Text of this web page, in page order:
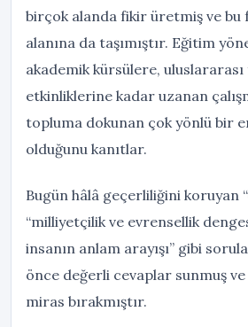
birçok alanda fikir üretmiş ve bu
alanına da taşımıştır. Eğitim
akademik kürsülere,
etkinliklerine kadar uzanan
topluma dokunan çok yönlü bir
olduğunu kanıtlar.
Bugün hâlâ geçerliliğini koruyan
“milliyetçilik ve evrensellik
insanın anlam arayışı” gibi
önce değerli cevaplar sunmuş ve
miras bırakmıştır.